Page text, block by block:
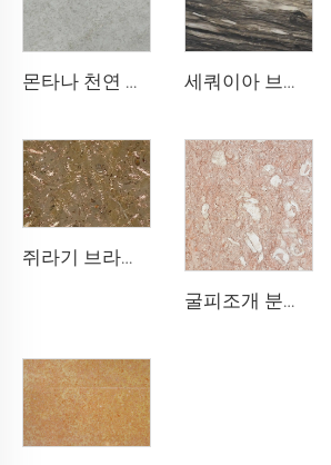
몬타나 천연 특징 라임스톤 슬랩 세쿼이아 브라운 천연 석회암 스톤 슬랩
쥐라기 브라운 천연 특징 라임스톤 슬랩
굴피조개 분홍 천연 특징 라임스톤 슬랩